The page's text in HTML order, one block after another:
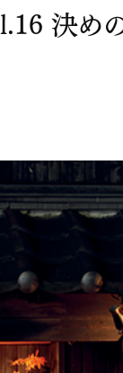
決め